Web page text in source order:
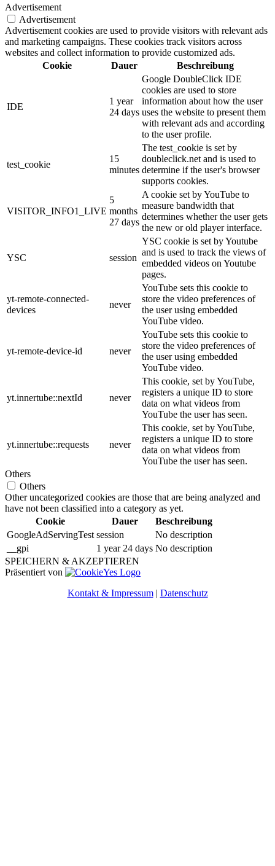
Advertisement
Advertisement
Advertisement cookies are used to provide visitors with relevant ads
and marketing campaigns. These cookies track visitors across
websites and collect information to provide customized ads.
Cookie
Dauer Beschreibung
IDE
1 year
24 days
Google DoubleClick IDE
cookies are used to store
information about how the user
uses the website to present them
with relevant ads and according
to the user profile.
test_cookie
15
minutes
The test_cookie is set by
doubleclick.net and is used to
determine if the user's browser
supports cookies.
VISITOR_INFO1_LIVE
5
months
27 days
A cookie set by YouTube to
measure bandwidth that
determines whether the user gets
the new or old player interface.
YSC session
YSC cookie is set by Youtube
and is used to track the views of
embedded videos on Youtube
pages.
yt-remote-connected-
devices
never
YouTube sets this cookie to
store the video preferences of
the user using embedded
YouTube video.
yt-remote-device-id never
YouTube sets this cookie to
store the video preferences of
the user using embedded
YouTube video.
yt.innertube::nextId never
This cookie, set by YouTube,
registers a unique ID to store
data on what videos from
YouTube the user has seen.
yt.innertube::requests never
This cookie, set by YouTube,
registers a unique ID to store
data on what videos from
YouTube the user has seen.
Others
Others
Other uncategorized cookies are those that are being analyzed and
have not been classified into a category as yet.
Cookie
Dauer
Beschreibung
GoogleAdServingTest session
No description
__gpi
1 year 24 days No description
SPEICHERN & AKZEPTIEREN
Präsentiert von
Kontakt & Impressum| Datenschutz